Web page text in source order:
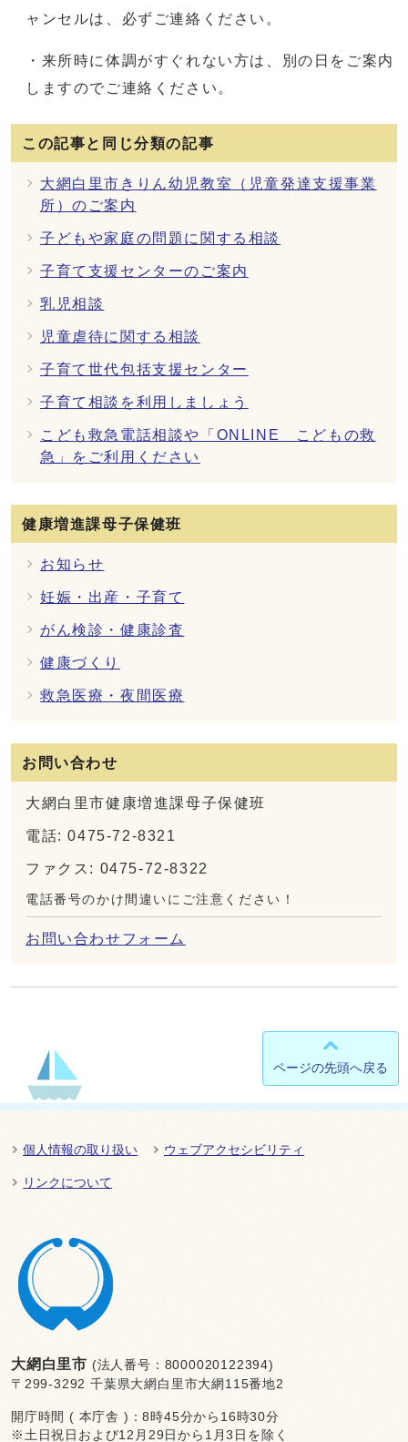
ャンセルは、必ずご連絡ください。
・来所時に体調がすぐれない方は、別の日をご案内
しますのでご連絡ください。
この記事と同じ分類の記事
大網白里市きりん幼児教室（児童発達支援事業
所）のご案内
子どもや家庭の問題に関する相談
子育て支援センターのご案内
乳児相談
児童虐待に関する相談
子育て世代包括支援センター
子育て相談を利用しましょう
こども救急電話相談や「ONLINE こどもの救
急」をご利用ください
健康増進課母子保健班
お知らせ
妊娠・出産・子育て
がん検診・健康診査
健康づくり
救急医療・夜間医療
お問い合わせ
大網白里市健康増進課母子保健班
電話: 0475-72-8321
ファクス: 0475-72-8322
電話番号のかけ間違いにご注意ください！
お問い合わせフォーム
ページの先頭へ戻る
個人情報の取り扱い ウェブアクセシビリティ
リンクについて
大網白里市 (法人番号：8000020122394)
〒299-3292 千葉県大網白里市大網115番地2
開庁時間 ( 本庁舎 )：8時45分から16時30分
※土日祝日および12月29日から1月3日を除く